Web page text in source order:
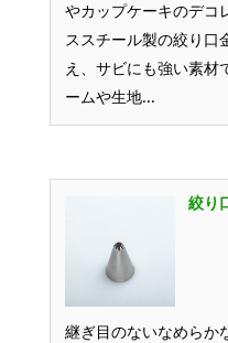
やカップケーキのデコ
ススチール製の絞り口
え、サビにも強い素材
ームや生地...
絞り
継ぎ目のないなめらか